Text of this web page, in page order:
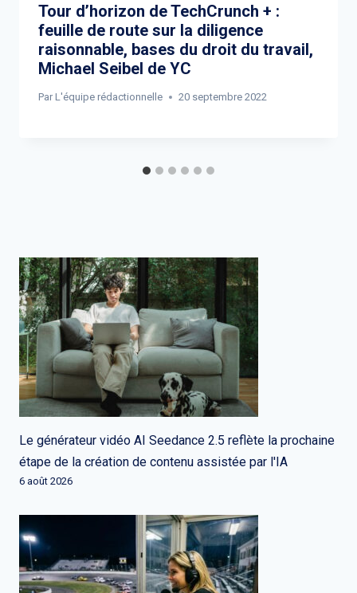
Tour d’horizon de TechCrunch + :
feuille de route sur la diligence
raisonnable, bases du droit du travail,
Michael Seibel de YC
Par L'équipe rédactionnelle 20 septembre 2022
Le générateur vidéo AI Seedance 2.5 reflète la prochaine
étape de la création de contenu assistée par l'IA
6 août 2026